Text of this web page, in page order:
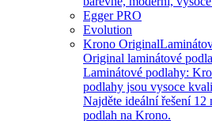
Egger PRO
Evolution
Krono Original
Original laminátové
Laminátové podlahy:
podlahy jsou vysoce
Najděte ideální řešení 12
podlah na Krono.